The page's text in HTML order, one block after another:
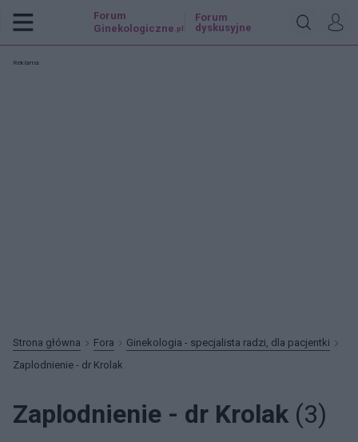
Forum
Ginekologiczne .pl
Forum
dyskusyjne
Reklama:
Strona główna Fora
Ginekologia - specjalista radzi, dla pacjentki
Zaplodnienie - dr Krolak
Zaplodnienie - dr Krolak (3)